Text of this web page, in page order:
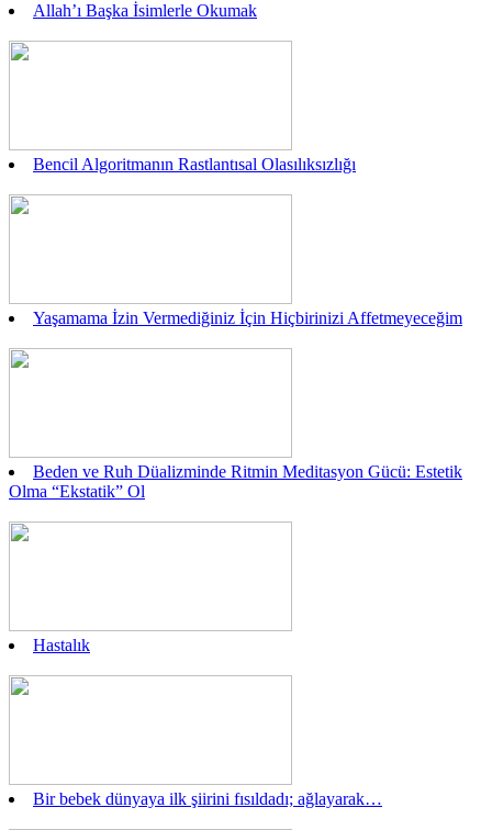
Allah’ı Başka İsimlerle Okumak
Bencil Algoritmanın Rastlantısal Olasılıksızlığı
Yaşamama İzin Vermediğiniz İçin Hiçbirinizi Affetmeyeceğim
Beden ve Ruh Düalizminde Ritmin Meditasyon Gücü: Estetik
Olma “Ekstatik” Ol
Hastalık
Bir bebek dünyaya ilk şiirini fısıldadı; ağlayarak…